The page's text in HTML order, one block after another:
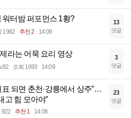
워터밤 퍼포먼스 1황?
1982 추천 2 14:09
13
댓글
라는 어묵 요리 영상
조회 1693 14:09
3
댓글
표 되면 춘천·강릉에서 상주”…
고 힘 모아야”
922 추천 1 14:08
23
댓글